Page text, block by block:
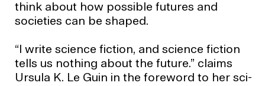
think about how possible futures and
societies can be shaped.
“I write science fiction, and science fiction
tells us nothing about the future.” claims
Ursula K. Le Guin in the foreword to her sci-